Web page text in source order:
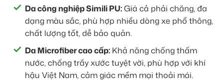
Da công nghiệp Simili PU:Giá cả phải chăng, đa
dạng màu sắc, phù hợp nhiều dòng xe phổ thông,
chất lượng tốt, dễ bảo quản.
Da Microfiber cao cấp: Khả năng chống thấm
nước, chống trầy xước tuyệt vời, phù hợp với khí
hậu Việt Nam, cảm giác mềm mại thoải mái.